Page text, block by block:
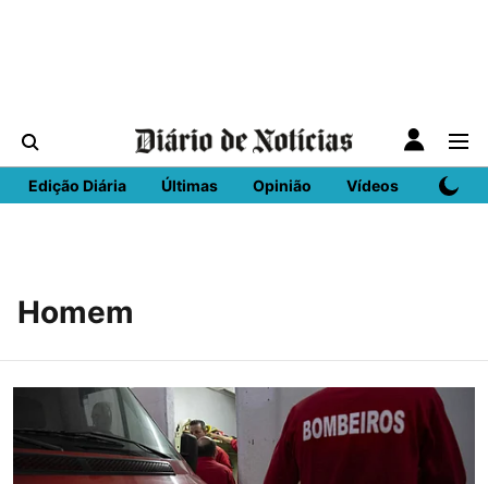
Edição Diária Últimas Opinião Vídeos DN
Homem